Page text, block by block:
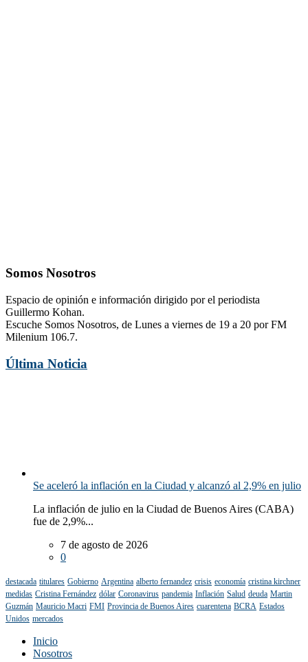
Somos Nosotros
Espacio de opinión e información dirigido por el periodista
Guillermo Kohan.
Escuche Somos Nosotros, de Lunes a viernes de 19 a 20 por FM
Milenium 106.7.
Última Noticia
Se aceleró la inflación en la Ciudad y alcanzó al 2,9% en julio
La inflación de julio en la Ciudad de Buenos Aires (CABA)
fue de 2,9%...
7 de agosto de 2026
0
destacada titulares Gobierno Argentina alberto fernandez crisis economía cristina kirchner
medidas Cristina Fernández dólar Coronavirus pandemia Inflación Salud deuda Martin
Guzmán Mauricio Macri FMI Provincia de Buenos Aires cuarentena BCRA Estados
Unidos mercados
Inicio
Nosotros